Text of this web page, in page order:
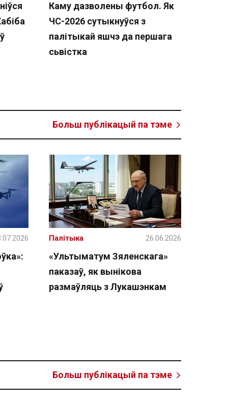
Каму дазволены футбол. Як
ЧС-2026 сутыкнуўся з
палітыкай яшчэ да першага
сьвістка
Больш публікацый па тэме
«Ультыматум Зяленскага»
паказаў, як вынікова
размаўляць з Лукашэнкам
Палітыка 26.06.2026
Больш публікацый па тэме